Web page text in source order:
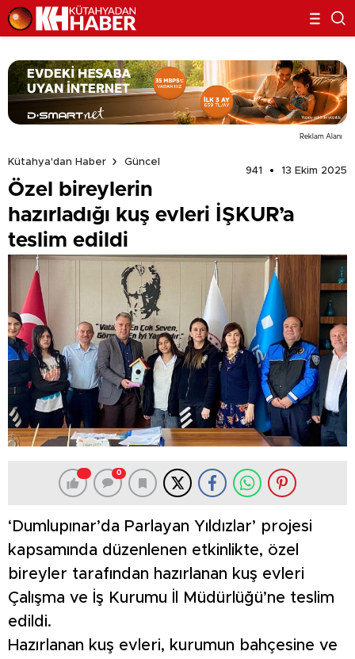
Reklam Alanı
Kütahya'dan Haber
Güncel
941
13 Ekim 2025
Özel bireylerin
hazırladığı kuş evleri İŞKUR’a
teslim edildi
0
‘Dumlupınar’da Parlayan Yıldızlar’ projesi
kapsamında düzenlenen etkinlikte, özel
bireyler tarafından hazırlanan kuş evleri
Çalışma ve İş Kurumu İl Müdürlüğü’ne teslim
edildi.
Hazırlanan kuş evleri, kurumun bahçesine ve